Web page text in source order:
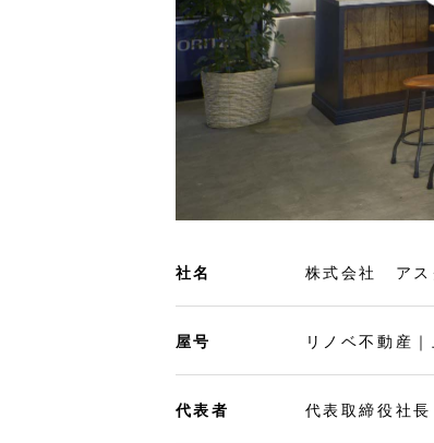
社名 株式会社 アス
屋号 リノベ不動産
代表者 代表取締役社